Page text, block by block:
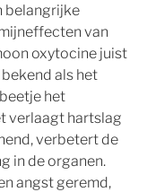
belangrijke
van
oxytocine juist
als het
het
verlaagt hartslag
verbetert de
in de organen.
angst geremd,